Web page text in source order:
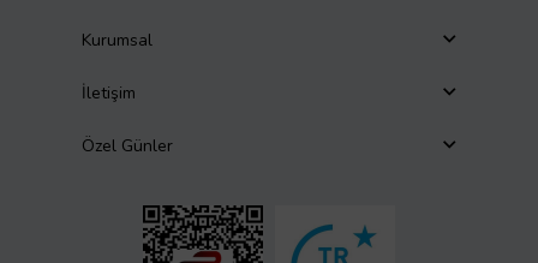
Kurumsal
İletişim
Özel Günler